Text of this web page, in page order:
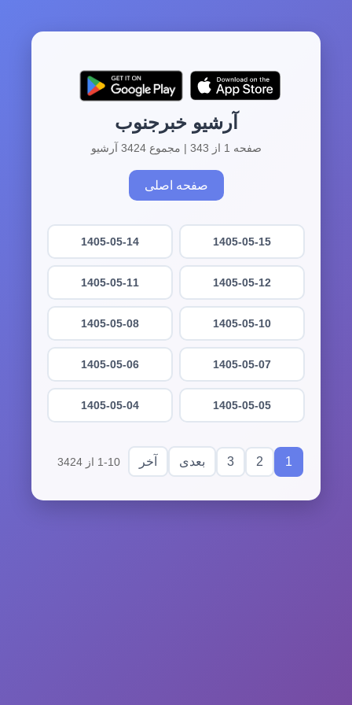
آرشیو خبرجنوب
صفحه 1 از 343 | مجموع 3424 آرشیو
صفحه اصلی
1405-05-15
1405-05-14
1405-05-12
1405-05-11
1405-05-10
1405-05-08
1405-05-07
1405-05-06
1405-05-05
1405-05-04
1
2
3 بعدی آخر 1-10 از 3424